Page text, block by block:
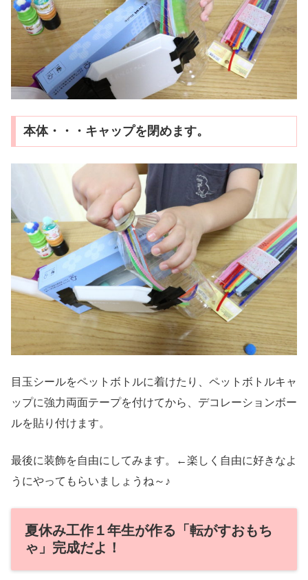
本体・・・キャップを閉めます。
目玉シールをペットボトルに着けたり、ペットボトルキャ
ップに強力両面テープを付けてから、デコレーションボー
ルを貼り付けます。
最後に装飾を自由にしてみます。←楽しく自由に好きなよ
うにやってもらいましょうね～♪
夏休み工作１年生が作る「転がすおもち
ゃ」完成だよ！